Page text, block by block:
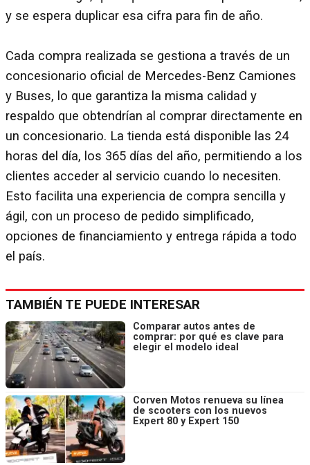
y se espera duplicar esa cifra para fin de año.
Cada compra realizada se gestiona a través de un
concesionario oficial de Mercedes-Benz Camiones
y Buses, lo que garantiza la misma calidad y
respaldo que obtendrían al comprar directamente en
un concesionario. La tienda está disponible las 24
horas del día, los 365 días del año, permitiendo a los
clientes acceder al servicio cuando lo necesiten.
Esto facilita una experiencia de compra sencilla y
ágil, con un proceso de pedido simplificado,
opciones de financiamiento y entrega rápida a todo
el país.
TAMBIÉN TE PUEDE INTERESAR
Comparar autos antes de
comprar: por qué es clave para
elegir el modelo ideal
Corven Motos renueva su línea
de scooters con los nuevos
Expert 80 y Expert 150